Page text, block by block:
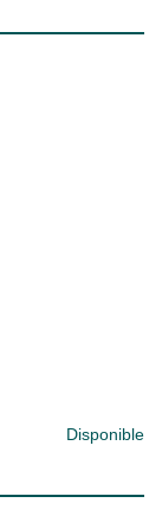
Disponible